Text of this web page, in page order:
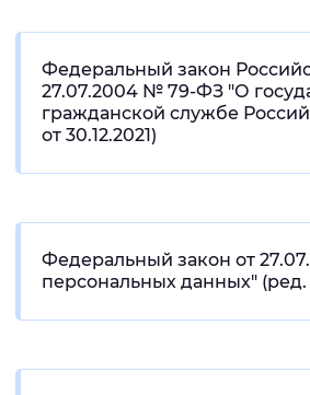
Федеральный закон
27.07.2004 № 79-ФЗ "О
гражданской службе
от 30.12.2021)
Федеральный закон от
персональных данных" (ред.